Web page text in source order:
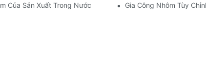
Của Sản Xuất Trong Nước Gia Công Nhôm Tùy